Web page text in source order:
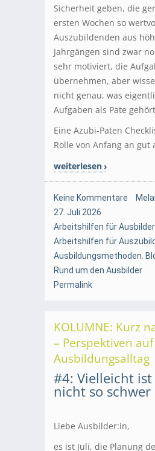
Sicherheit geben, die
ersten Wochen so
Auszubildenden aus
Jahrgängen sind zwar
sehr motiviert, die
übernehmen, aber
nicht genau, was
Aufgaben als Pate
Eine Azubi-Paten
Rolle von Anfang an gut
weiterlesen
Keine Kommentare
27. Juli 2026
Arbeitshilfen für Ausbilder
Arbeitshilfen für
Ausbildungsmethoden,
Rund um den Ausbilder
Permalink
KOLUMNE: Kurz
– Perspektiven
Ausbildungsalltag
#4: Vielleicht ist
nicht so schwer
Liebe Ausbilder:in,
es ist Juli, die Planung